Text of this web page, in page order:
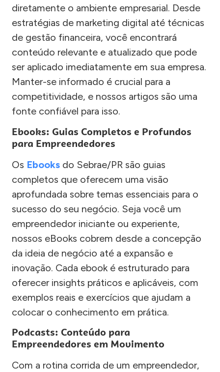
diretamente o ambiente empresarial. Desde
estratégias de marketing digital até técnicas
de gestão financeira, você encontrará
conteúdo relevante e atualizado que pode
ser aplicado imediatamente em sua empresa.
Manter-se informado é crucial para a
competitividade, e nossos artigos são uma
fonte confiável para isso.
Ebooks: Guias Completos e Profundos
para Empreendedores
Os Ebooks do Sebrae/PR são guias
completos que oferecem uma visão
aprofundada sobre temas essenciais para o
sucesso do seu negócio. Seja você um
empreendedor iniciante ou experiente,
nossos eBooks cobrem desde a concepção
da ideia de negócio até a expansão e
inovação. Cada ebook é estruturado para
oferecer insights práticos e aplicáveis, com
exemplos reais e exercícios que ajudam a
colocar o conhecimento em prática.
Podcasts: Conteúdo para
Empreendedores em Movimento
Com a rotina corrida de um empreendedor,